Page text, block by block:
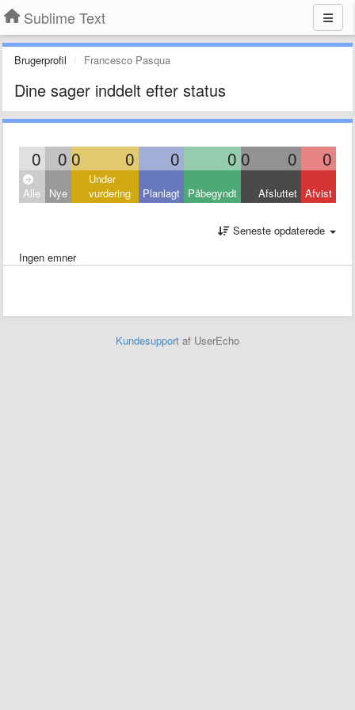
Sublime Text
Brugerprofil Francesco Pasqua
Dine sager inddelt efter status
0 0 0 0 0 0 0 0 0
Alle Nye
Under
vurdering
Planlagt Påbegyndt Afsluttet Afvist
Seneste opdaterede
Ingen emner
Kundesupport af UserEcho